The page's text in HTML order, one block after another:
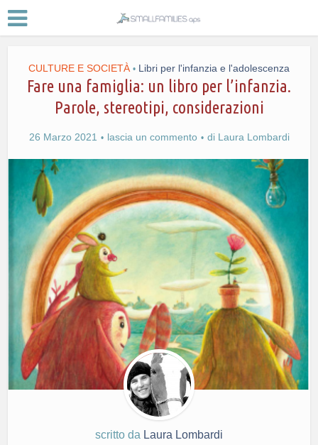
CULTURE E SOCIETÀ • Libri per l'infanzia e l'adolescenza
Fare una famiglia: un libro per l’infanzia.
Parole, stereotipi, considerazioni
26 Marzo 2021 lascia un commento di Laura Lombardi
scritto da Laura Lombardi